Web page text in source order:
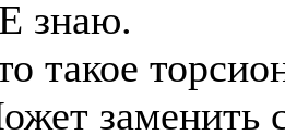
знаю.
такое
заменить